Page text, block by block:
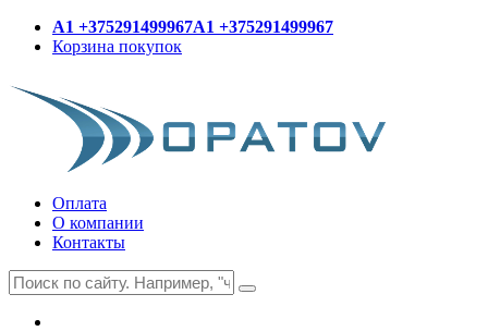
A1 +375291499967A1 +375291499967
Корзина покупок
Оплата
О компании
Контакты